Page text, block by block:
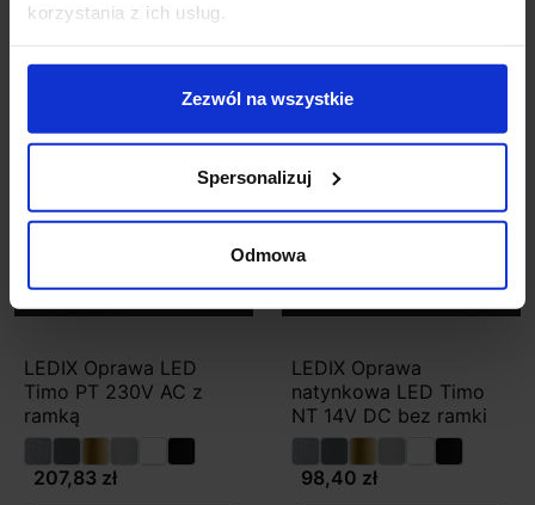
korzystania z ich usług.
Zezwól na wszystkie
Spersonalizuj
Odmowa
Zobacz także
LEDIX Oprawa LED
Timo PT 230V AC z
ramką
207,83 zł
LEDIX Oprawa
natynkowa LED Timo
NT 14V DC bez ramki
98,40 zł